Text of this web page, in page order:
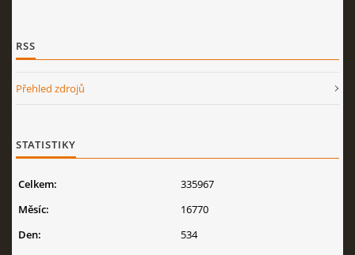
RSS
Přehled zdrojů
STATISTIKY
Celkem:
335967
Měsíc:
16770
Den:
534